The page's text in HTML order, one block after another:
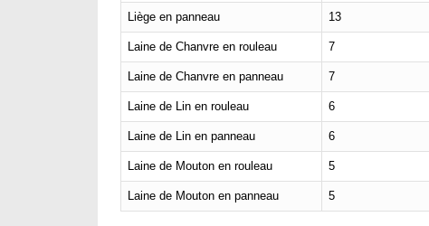
Liège en panneau 13
Laine de Chanvre en rouleau 7
Laine de Chanvre en panneau 7
Laine de Lin en rouleau 6
Laine de Lin en panneau 6
Laine de Mouton en rouleau 5
Laine de Mouton en panneau 5